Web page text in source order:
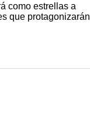
como estrellas a
que protagonizarán